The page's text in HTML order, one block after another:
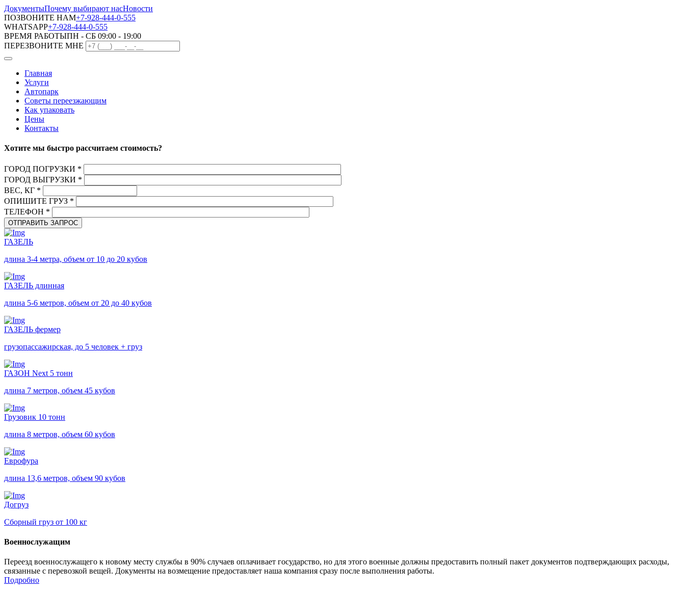
ДокументыПочему выбирают насНовости
ПОЗВОНИТЕ НАМ+7-928-444-0-555
WHATSAPP+7-928-444-0-555
ВРЕМЯ РАБОТЫПН - СБ 09:00 - 19:00
ПЕРЕЗВОНИТЕ МНЕ
Главная
Услуги
Автопарк
Советы переезжающим
Как упаковать
Цены
Контакты
Хотите мы быстро рассчитаем стоимость?
ГОРОД ПОГРУЗКИ *
ГОРОД ВЫГРУЗКИ *
ВЕС, КГ *
ОПИШИТЕ ГРУЗ *
ТЕЛЕФОН *
ГАЗЕЛЬ
длина 3-4 метра, объем от 10 до 20 кубов
ГАЗЕЛЬ длинная
длина 5-6 метров, объем от 20 до 40 кубов
ГАЗЕЛЬ фермер
грузопассажирская, до 5 человек + груз
ГАЗОН Next 5 тонн
длина 7 метров, объем 45 кубов
Грузовик 10 тонн
длина 8 метров, объем 60 кубов
Еврофура
длина 13,6 метров, объем 90 кубов
Догруз
Сборный груз от 100 кг
Военнослужащим
Переезд военнослужащего к новому месту службы в 90% случаев оплачивает государство, но для этого военные должны предоставить полный пакет документов подтверждающих расходы,
связанные с перевозкой вещей. Документы на возмещение предоставляет наша компания сразу после выполнения работы.
Подробно